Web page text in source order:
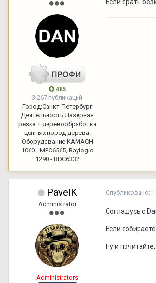
485
3 267 публикаций
Город:Санкт-Петербург
Деятельность:Лазерная
резка + деревообработка
ценных пород дерева.
Оборудование:KAMACH
1060 - MPC6565, Raylogic
1290 - RDC6332
Если брать
PavelK
Administrator
Administrators
Опубликовано:
Соглашусь с
Если
Ну и